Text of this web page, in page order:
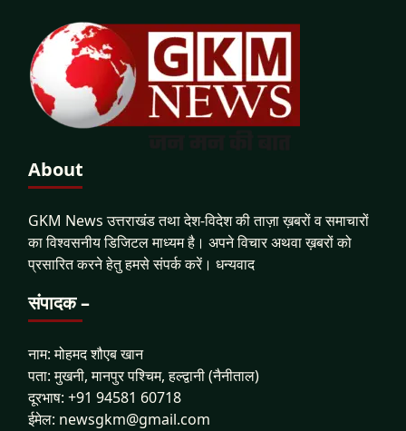
About
GKM News उत्तराखंड तथा देश-विदेश की ताज़ा ख़बरों व समाचारों
का विश्वसनीय डिजिटल माध्यम है। अपने विचार अथवा ख़बरों को
प्रसारित करने हेतु हमसे संपर्क करें। धन्यवाद
संपादक –
नाम: मोहमद शौएब खान
पता: मुखनी, मानपुर पश्चिम, हल्द्वानी (नैनीताल)
दूरभाष: +91 94581 60718
ईमेल: newsgkm@gmail.com